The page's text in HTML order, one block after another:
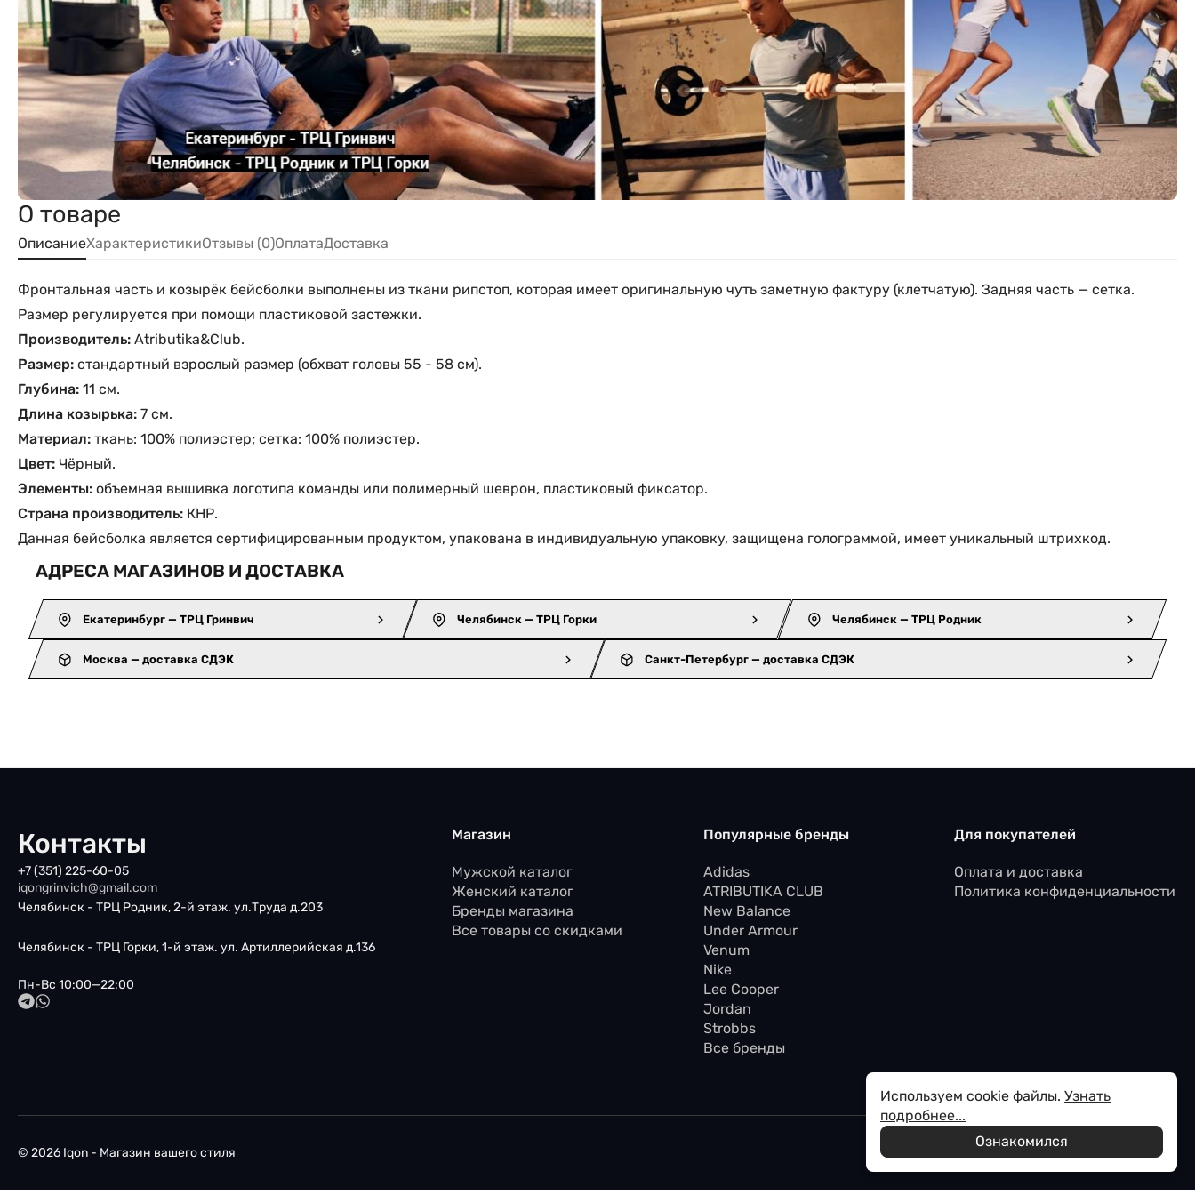
О товаре
ОписаниеХарактеристикиОтзывы (0)ОплатаДоставка
Фронтальная часть и козырёк бейсболки выполнены из ткани рипстоп, которая имеет оригинальную чуть заметную фактуру (клетчатую). Задняя часть — сетка.
Размер регулируется при помощи пластиковой застежки.
Производитель: Atributika&Club.
Размер: стандартный взрослый размер (обхват головы 55 - 58 см).
Глубина: 11 см.
Длина козырька: 7 см.
Материал: ткань: 100% полиэстер; сетка: 100% полиэстер.
Цвет: Чёрный.
Элементы: объемная вышивка логотипа команды или полимерный шеврон, пластиковый фиксатор.
Страна производитель: КНР.
Данная бейсболка является сертифицированным продуктом, упакована в индивидуальную упаковку, защищена голограммой, имеет уникальный штрихкод.
АДРЕСА МАГАЗИНОВ И ДОСТАВКА
Екатеринбург — ТРЦ Гринвич Челябинск — ТРЦ Горки Челябинск — ТРЦ Родник
Москва — доставка СДЭК Санкт-Петербург — доставка СДЭК
Контакты
+7 (351) 225-60-05
iqongrinvich@gmail.com
Челябинск - ТРЦ Родник, 2-й этаж. ул.Труда д.203
Челябинск - ТРЦ Горки, 1-й этаж. ул. Артиллерийская д.136
Пн-Вс 10:00—22:00
Магазин
Мужской каталог
Женский каталог
Бренды магазина
Все товары со скидками
Популярные бренды
Adidas
ATRIBUTIKA CLUB
New Balance
Under Armour
Venum
Nike
Lee Cooper
Jordan
Strobbs
Все бренды
Для покупателей
Оплата и доставка
Политика конфиденциальности
© 2026 Iqon - Магазин вашего стиля Политика обработки персональных данных
Используем cookie файлы. Узнать
подробнее...
Ознакомился